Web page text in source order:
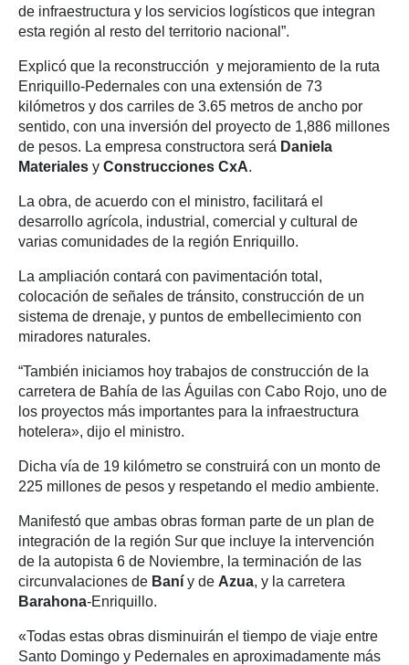
de infraestructura y los servicios logísticos que integran
esta región al resto del territorio nacional”.
Explicó que la reconstrucción y mejoramiento de la ruta
Enriquillo-Pedernales con una extensión de 73
kilómetros y dos carriles de 3.65 metros de ancho por
sentido, con una inversión del proyecto de 1,886 millones
de pesos. La empresa constructora será Daniela
Materiales y Construcciones CxA.
La obra, de acuerdo con el ministro, facilitará el
desarrollo agrícola, industrial, comercial y cultural de
varias comunidades de la región Enriquillo.
La ampliación contará con pavimentación total,
colocación de señales de tránsito, construcción de un
sistema de drenaje, y puntos de embellecimiento con
miradores naturales.
“También iniciamos hoy trabajos de construcción de la
carretera de Bahía de las Águilas con Cabo Rojo, uno de
los proyectos más importantes para la infraestructura
hotelera», dijo el ministro.
Dicha vía de 19 kilómetro se construirá con un monto de
225 millones de pesos y respetando el medio ambiente.
Manifestó que ambas obras forman parte de un plan de
integración de la región Sur que incluye la intervención
de la autopista 6 de Noviembre, la terminación de las
circunvalaciones de Baní y de Azua, y la carretera
Barahona-Enriquillo.
«Todas estas obras disminuirán el tiempo de viaje entre
Santo Domingo y Pedernales en aproximadamente más